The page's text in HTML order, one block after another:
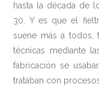
hasta la década de
30. Y es que el
suene más a
técnicas mediante
fabricación se
trataban con